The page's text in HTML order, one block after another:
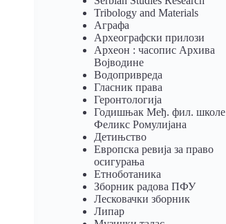
Tribology and Materials
Аграфа
Археографски прилози
Археон : часопис Архива
Војводине
Водопривреда
Гласник права
Геронтологија
Годишњак Међ. фил. школе
Феликс Ромулијана
Детињство
Европска ревија за право
осигурања
Eтноботаника
Зборник радова ПФУ
Лесковачки зборник
Липар